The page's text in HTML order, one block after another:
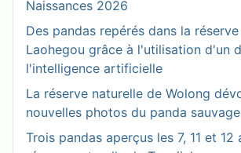
Naissances 2026
Des pandas repérés dans la
Laohegou grâce à l'utilisation d'un
l'intelligence artificielle
La réserve naturelle de Wolong
nouvelles photos du panda
Trois pandas aperçus les 7, 11 et 12